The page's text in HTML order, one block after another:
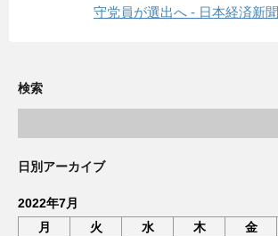
守党員が選出へ - 日本経済新聞
検索
日別アーカイブ
2022年7月
月
火 水 木 金